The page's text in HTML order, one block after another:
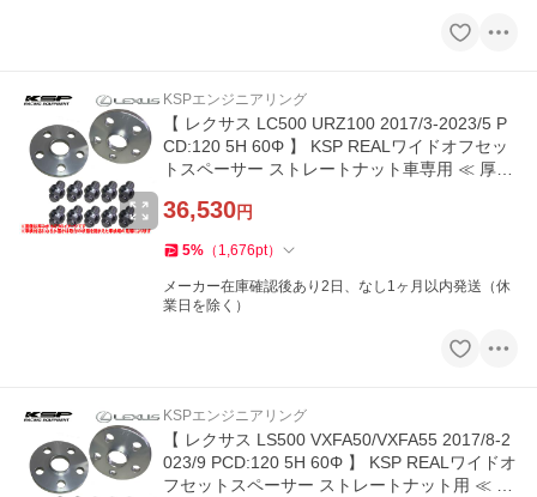
KSPエンジニアリング
【 レクサス LC500 URZ100 2017/3-2023/5 P
CD:120 5H 60Φ 】 KSP REALワイドオフセッ
トスペーサー ストレートナット車専用 ≪ 厚み
36,530円
5% （ 1,676pt）
メーカー在庫確認後あり2日、なし1ヶ月以内発送（休
業日を除く）
KSPエンジニアリング
【 レクサス LS500 VXFA50/VXFA55 2017/8-2
023/9 PCD:120 5H 60Φ 】 KSP REALワイドオ
フセットスペーサー ストレートナット用 ≪ 10